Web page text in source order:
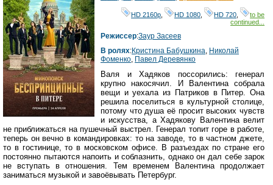
HD 2160р HD 1080 HD 720
to be
continued...
Режиссер:Заур Засеев
В ролях:Кристина Бабушкина Николай
Фоменко Павел Деревянко
Валя и Хадяков поссорились: генерал
крупно накосячил. И Валентина собрала
вещи и уехала из Патриков в Питер. Она
решила поселиться в культурной столице,
потому что душа её просит высоких чувств
и искусства, а Хадякову Валентина велит
не приближаться на пушечный выстрел. Генерал топит горе в работе,
теперь он вечно в командировках: то на заводе, то в частном джете,
то в гостинице, то в московском офисе. В разъездах по стране его
постоянно пытаются напоить и соблазнить, однако он дал себе зарок
не вступать в отношения. Тем временем Валентина продолжает
заниматься музыкой и завоёвывать Петербург.